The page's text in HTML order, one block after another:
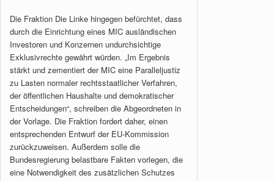
Die Fraktion Die Linke hingegen befürchtet, dass
durch die Einrichtung eines MIC ausländischen
Investoren und Konzernen undurchsichtige
Exklusivrechte gewährt würden. „Im Ergebnis
stärkt und zementiert der MIC eine Paralleljustiz
zu Lasten normaler rechtsstaatlicher Verfahren,
der öffentlichen Haushalte und demokratischer
Entscheidungen“, schreiben die Abgeordneten in
der Vorlage. Die Fraktion fordert daher, einen
entsprechenden Entwurf der EU-Kommission
zurückzuweisen. Außerdem solle die
Bundesregierung belastbare Fakten vorlegen, die
eine Notwendigkeit des zusätzlichen Schutzes